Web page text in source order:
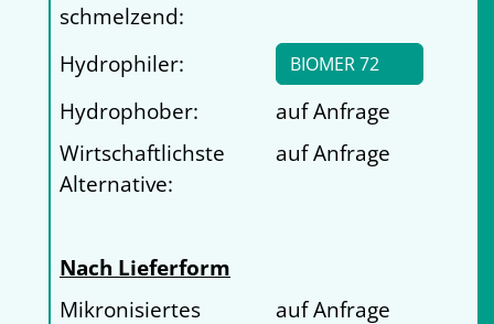
schmelzend:
Hydrophiler: BIOMER 72
Hydrophober:
auf Anfrage
Wirtschaftlichste
Alternative:
auf Anfrage
Nach Lieferform
Mikronisiertes
auf Anfrage